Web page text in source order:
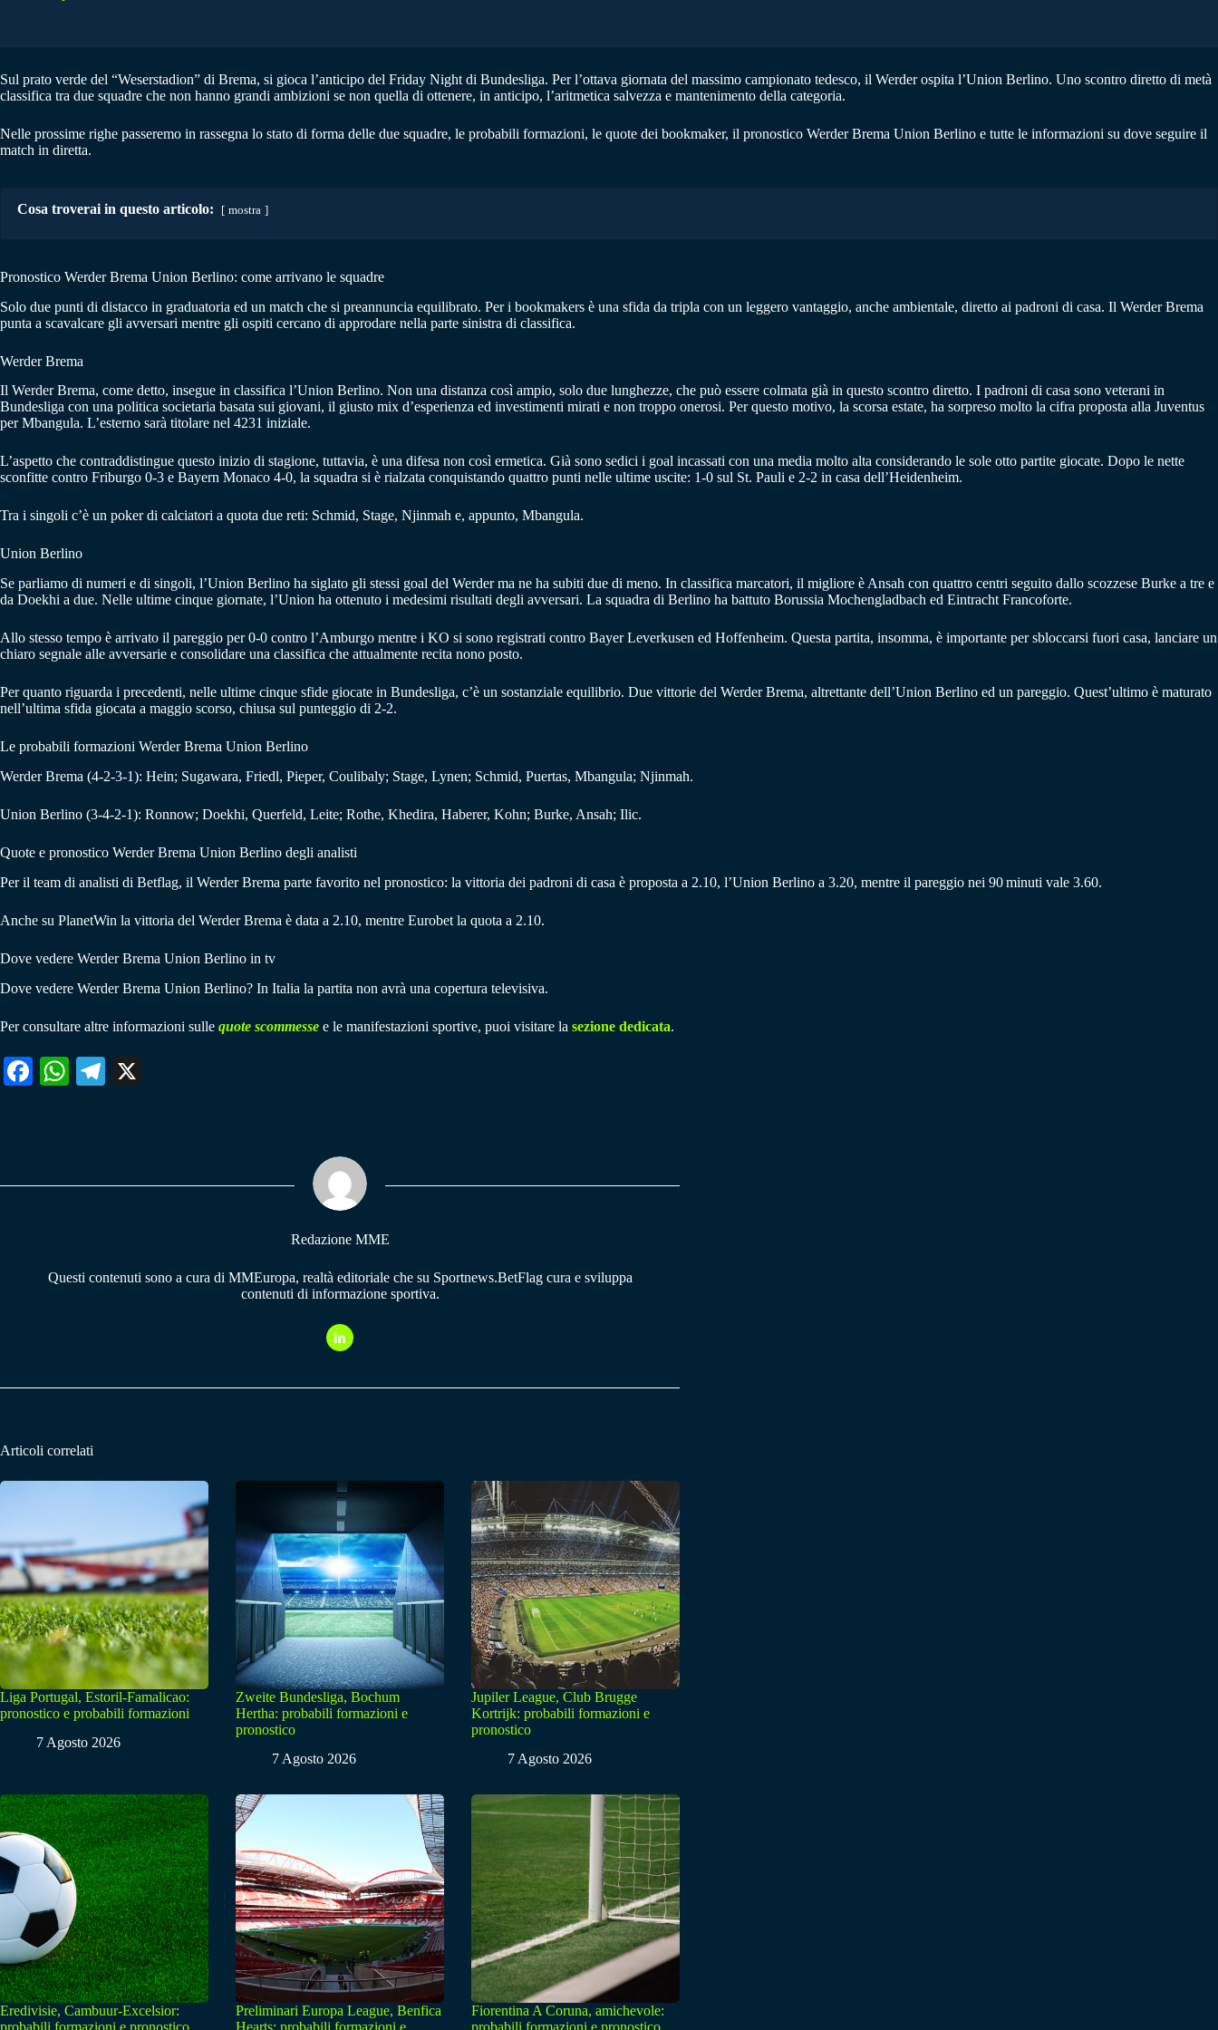
Sul prato verde del “Weserstadion” di Brema, si gioca l’anticipo del Friday Night di Bundesliga. Per l’ottava giornata del massimo campionato tedesco, il Werder ospita l’Union Berlino. Uno scontro diretto di metà
classifica tra due squadre che non hanno grandi ambizioni se non quella di ottenere, in anticipo, l’aritmetica salvezza e mantenimento della categoria.
Nelle prossime righe passeremo in rassegna lo stato di forma delle due squadre, le probabili formazioni, le quote dei bookmaker, il pronostico Werder Brema Union Berlino e tutte le informazioni su dove seguire il
match in diretta.
Cosa troverai in questo articolo: mostra
Pronostico Werder Brema Union Berlino: come arrivano le squadre
Solo due punti di distacco in graduatoria ed un match che si preannuncia equilibrato. Per i bookmakers è una sfida da tripla con un leggero vantaggio, anche ambientale, diretto ai padroni di casa. Il Werder Brema
punta a scavalcare gli avversari mentre gli ospiti cercano di approdare nella parte sinistra di classifica.
Werder Brema
Il Werder Brema, come detto, insegue in classifica l’Union Berlino. Non una distanza così ampio, solo due lunghezze, che può essere colmata già in questo scontro diretto. I padroni di casa sono veterani in
Bundesliga con una politica societaria basata sui giovani, il giusto mix d’esperienza ed investimenti mirati e non troppo onerosi. Per questo motivo, la scorsa estate, ha sorpreso molto la cifra proposta alla Juventus
per Mbangula. L’esterno sarà titolare nel 4231 iniziale.
L’aspetto che contraddistingue questo inizio di stagione, tuttavia, è una difesa non così ermetica. Già sono sedici i goal incassati con una media molto alta considerando le sole otto partite giocate. Dopo le nette
sconfitte contro Friburgo 0-3 e Bayern Monaco 4-0, la squadra si è rialzata conquistando quattro punti nelle ultime uscite: 1-0 sul St. Pauli e 2-2 in casa dell’Heidenheim.
Tra i singoli c’è un poker di calciatori a quota due reti: Schmid, Stage, Njinmah e, appunto, Mbangula.
Union Berlino
Se parliamo di numeri e di singoli, l’Union Berlino ha siglato gli stessi goal del Werder ma ne ha subiti due di meno. In classifica marcatori, il migliore è Ansah con quattro centri seguito dallo scozzese Burke a tre e
da Doekhi a due. Nelle ultime cinque giornate, l’Union ha ottenuto i medesimi risultati degli avversari. La squadra di Berlino ha battuto Borussia Mochengladbach ed Eintracht Francoforte.
Allo stesso tempo è arrivato il pareggio per 0-0 contro l’Amburgo mentre i KO si sono registrati contro Bayer Leverkusen ed Hoffenheim. Questa partita, insomma, è importante per sbloccarsi fuori casa, lanciare un
chiaro segnale alle avversarie e consolidare una classifica che attualmente recita nono posto.
Per quanto riguarda i precedenti, nelle ultime cinque sfide giocate in Bundesliga, c’è un sostanziale equilibrio. Due vittorie del Werder Brema, altrettante dell’Union Berlino ed un pareggio. Quest’ultimo è maturato
nell’ultima sfida giocata a maggio scorso, chiusa sul punteggio di 2-2.
Le probabili formazioni Werder Brema Union Berlino
Werder Brema (4-2-3-1): Hein; Sugawara, Friedl, Pieper, Coulibaly; Stage, Lynen; Schmid, Puertas, Mbangula; Njinmah.
Union Berlino (3-4-2-1): Ronnow; Doekhi, Querfeld, Leite; Rothe, Khedira, Haberer, Kohn; Burke, Ansah; Ilic.
Quote e pronostico Werder Brema Union Berlino degli analisti
Per il team di analisti di Betflag, il Werder Brema parte favorito nel pronostico: la vittoria dei padroni di casa è proposta a 2.10, l’Union Berlino a 3.20, mentre il pareggio nei 90 minuti vale 3.60.
Anche su PlanetWin la vittoria del Werder Brema è data a 2.10, mentre Eurobet la quota a 2.10.
Dove vedere Werder Brema Union Berlino in tv
Dove vedere Werder Brema Union Berlino? In Italia la partita non avrà una copertura televisiva.
Per consultare altre informazioni sulle quote scommesse e le manifestazioni sportive, puoi visitare la sezione dedicata.
Fa W
pp
Te
m
Redazione MME
Questi contenuti sono a cura di MMEuropa, realtà editoriale che su Sportnews.BetFlag cura e sviluppa
contenuti di informazione sportiva.
Articoli correlati
Liga Portugal, Estoril-Famalicao:
pronostico e probabili formazioni
7 Agosto 2026
Zweite Bundesliga, Bochum
Hertha: probabili formazioni e
pronostico
7 Agosto 2026
Jupiler League, Club Brugge
Kortrijk: probabili formazioni e
pronostico
7 Agosto 2026
Eredivisie, Cambuur-Excelsior:
Preliminari Europa League, Benfica
Fiorentina A Coruna, amichevole: